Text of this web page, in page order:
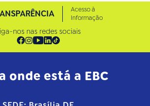
Acesso à
Informação
nos nas redes sociais
onde está a EBC